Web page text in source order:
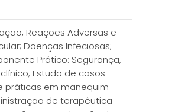
Reações Adversas e
Doenças Infeciosas;
Prático: Segurança,
Estudo de casos
práticas em manequim
de terapêutica